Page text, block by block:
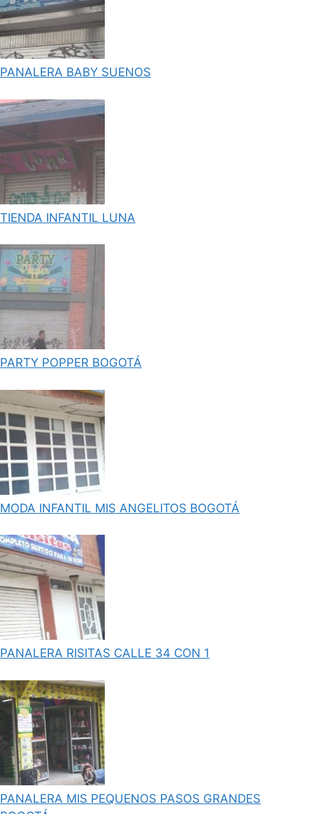
PANALERA BABY SUENOS
TIENDA INFANTIL LUNA
PARTY POPPER BOGOTÁ
MODA INFANTIL MIS ANGELITOS BOGOTÁ
PANALERA RISITAS CALLE 34 CON 1
PANALERA MIS PEQUENOS PASOS GRANDES